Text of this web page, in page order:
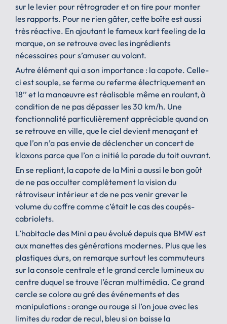
sur le levier pour rétrograder et on tire pour monter
les rapports. Pour ne rien gâter, cette boîte est aussi
très réactive. En ajoutant le fameux kart feeling de la
marque, on se retrouve avec les ingrédients
nécessaires pour s’amuser au volant.
Autre élément qui a son importance : la capote. Celle-
ci est souple, se ferme ou referme électriquement en
18’’ et la manœuvre est réalisable même en roulant, à
condition de ne pas dépasser les 30 km/h. Une
fonctionnalité particulièrement appréciable quand on
se retrouve en ville, que le ciel devient menaçant et
que l’on n’a pas envie de déclencher un concert de
klaxons parce que l’on a initié la parade du toit ouvrant.
En se repliant, la capote de la Mini a aussi le bon goût
de ne pas occulter complètement la vision du
rétroviseur intérieur et de ne pas venir grever le
volume du coffre comme c’était le cas des coupés-
cabriolets.
L’habitacle des Mini a peu évolué depuis que BMW est
aux manettes des générations modernes. Plus que les
plastiques durs, on remarque surtout les commuteurs
sur la console centrale et le grand cercle lumineux au
centre duquel se trouve l’écran multimédia. Ce grand
cercle se colore au gré des événements et des
manipulations : orange ou rouge si l’on joue avec les
limites du radar de recul, bleu si on baisse la